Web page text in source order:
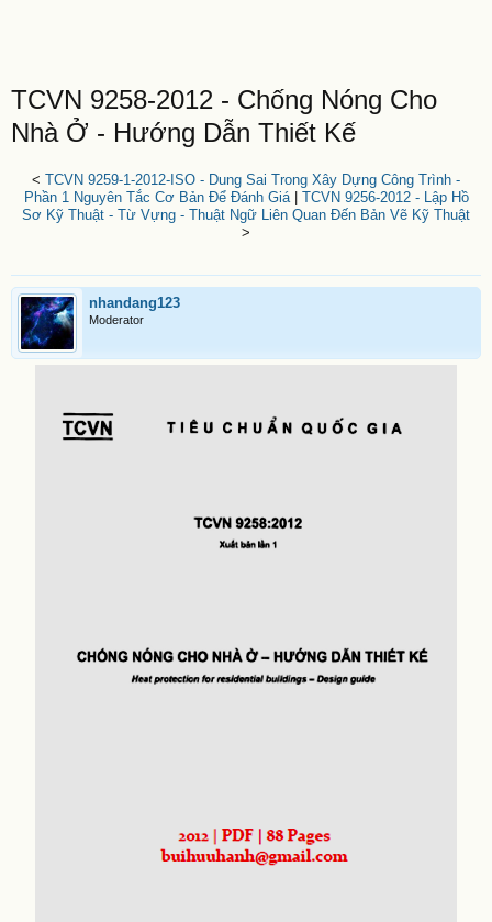
TCVN 9258-2012 - Chống Nóng Cho
Nhà Ở - Hướng Dẫn Thiết Kế
< TCVN 9259-1-2012-ISO - Dung Sai Trong Xây Dựng Công Trình -
Phần 1 Nguyên Tắc Cơ Bản Để Đánh Giá| TCVN 9256-2012 - Lập Hồ
Sơ Kỹ Thuật - Từ Vựng - Thuật Ngữ Liên Quan Đến Bản Vẽ Kỹ Thuật
>
nhandang123
Moderator